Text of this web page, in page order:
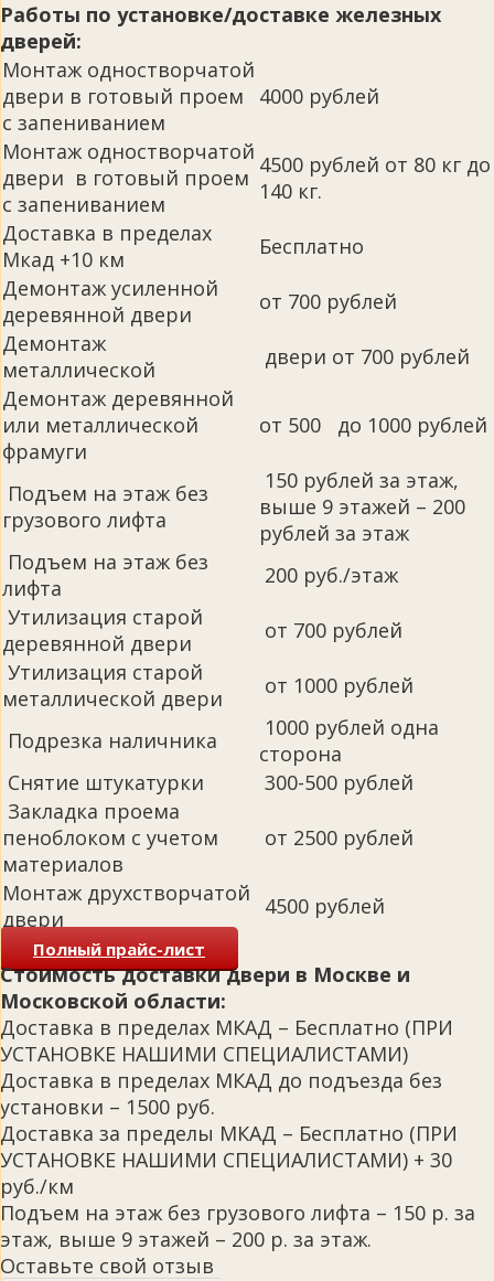
Работы по установке/доставке железных
дверей:
Монтаж одностворчатой
двери в готовый проем
с запениванием
4000 рублей
Монтаж одностворчатой
двери в готовый проем
с запениванием
4500 рублей от 80 кг до
140 кг.
Доставка в пределах
Мкад +10 км
Бесплатно
Демонтаж усиленной
деревянной двери
от 700 рублей
Демонтаж
металлической
двери от 700 рублей
Демонтаж деревянной
или металлической
фрамуги
от 500 до 1000 рублей
Подъем на этаж без
грузового лифта
150 рублей за этаж,
выше 9 этажей – 200
рублей за этаж
Подъем на этаж без
лифта
200 руб./этаж
Утилизация старой
деревянной двери
от 700 рублей
Утилизация старой
металлической двери
от 1000 рублей
Подрезка наличника
1000 рублей одна
сторона
Снятие штукатурки
300-500 рублей
Закладка проема
пеноблоком с учетом
материалов
от 2500 рублей
Монтаж друхстворчатой
двери
4500 рублей
Полный прайс-лист
Стоимость доставки двери в Москве и
Московской области:
Доставка в пределах МКАД – Бесплатно (ПРИ
УСТАНОВКЕ НАШИМИ СПЕЦИАЛИСТАМИ)
Доставка в пределах МКАД до подъезда без
установки – 1500 руб.
Доставка за пределы МКАД – Бесплатно (ПРИ
УСТАНОВКЕ НАШИМИ СПЕЦИАЛИСТАМИ) + 30
руб./км
Подъем на этаж без грузового лифта – 150 р. за
этаж, выше 9 этажей – 200 р. за этаж.
Оставьте свой отзыв